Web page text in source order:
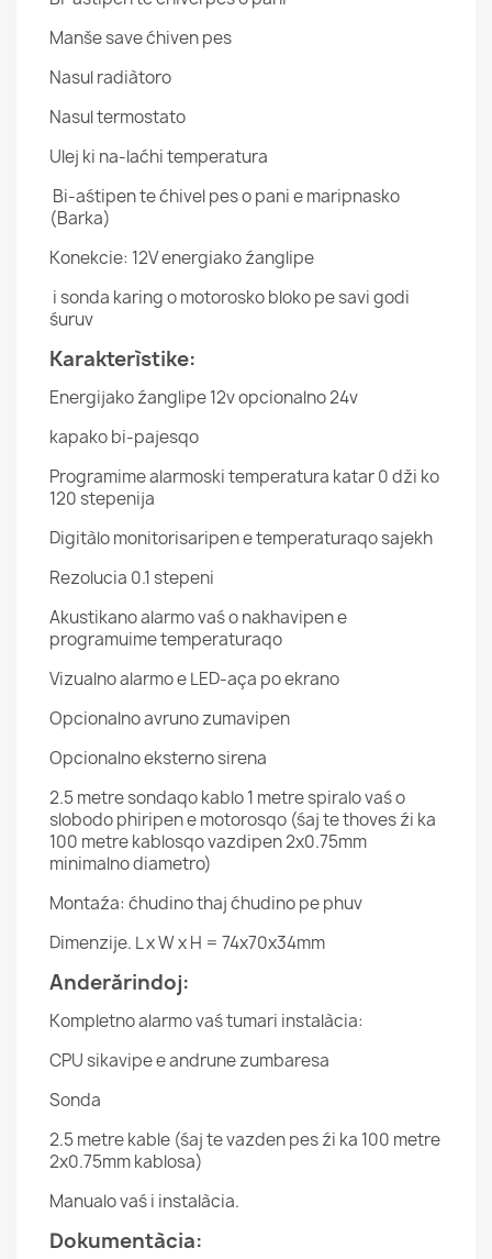
Manše save ćhiven pes
Nasul radiàtoro
Nasul termostato
Ulej ki na-laćhi temperatura
Bi-aśtipen te ćhivel pes o pani e maripnasko
(Barka)
Konekcie: 12V energiako źanglipe
i sonda karing o motorosko bloko pe savi godi
śuruv
Karakterìstike:
Energijako źanglipe 12v opcionalno 24v
kapako bi-pajesqo
Programime alarmoski temperatura katar 0 dži ko
120 stepenija
Digitàlo monitorisaripen e temperaturaqo sajekh
Rezolucia 0.1 stepeni
Akustikano alarmo vaś o nakhavipen e
programuime temperaturaqo
Vizualno alarmo e LED-aça po ekrano
Opcionalno avruno zumavipen
Opcionalno eksterno sirena
2.5 metre sondaqo kablo 1 metre spiralo vaś o
slobodo phiripen e motorosqo (śaj te thoves źi ka
100 metre kablosqo vazdipen 2x0.75mm
minimalno diametro)
Montaźa: ćhudino thaj ćhudino pe phuv
Dimenzije. L x W x H = 74x70x34mm
Anderărindoj:
Kompletno alarmo vaś tumari instalàcia:
CPU sikavipe e andrune zumbaresa
Sonda
2.5 metre kable (śaj te vazden pes źi ka 100 metre
2x0.75mm kablosa)
Manualo vaś i instalàcia.
Dokumentàcia: